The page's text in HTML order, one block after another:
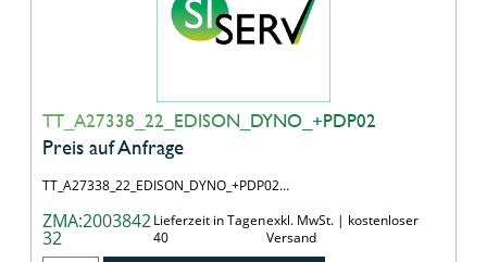
TT_A27338_22_EDISON_DYNO_+PDP02
Preis auf Anfrage
TT_A27338_22_EDISON_DYNO_+PDP02…
ZMA:2003842
32
Lieferzeit in Tagen
40
exkl. MwSt. | kostenloser
Versand